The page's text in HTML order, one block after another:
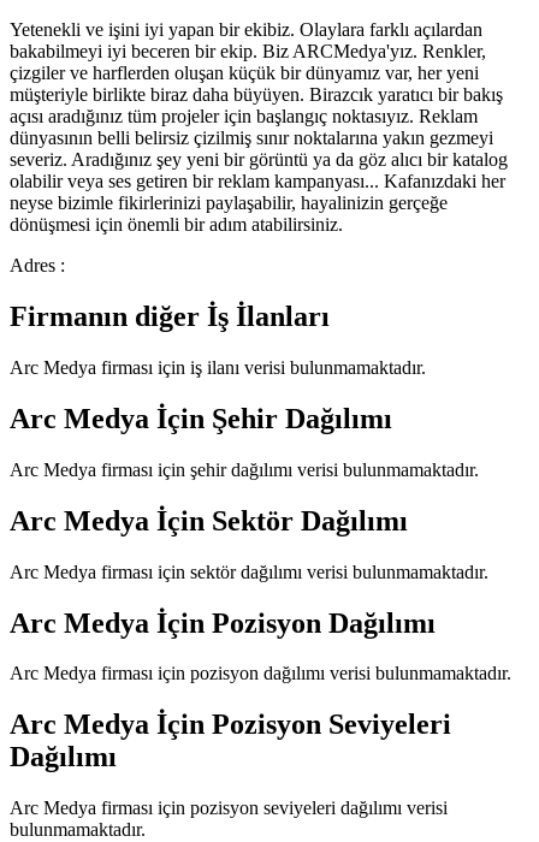
Yetenekli ve işini iyi yapan bir ekibiz. Olaylara farklı açılardan
bakabilmeyi iyi beceren bir ekip. Biz ARCMedya'yız. Renkler,
çizgiler ve harflerden oluşan küçük bir dünyamız var, her yeni
müşteriyle birlikte biraz daha büyüyen. Birazcık yaratıcı bir bakış
açısı aradığınız tüm projeler için başlangıç noktasıyız. Reklam
dünyasının belli belirsiz çizilmiş sınır noktalarına yakın gezmeyi
severiz. Aradığınız şey yeni bir görüntü ya da göz alıcı bir katalog
olabilir veya ses getiren bir reklam kampanyası... Kafanızdaki her
neyse bizimle fikirlerinizi paylaşabilir, hayalinizin gerçeğe
dönüşmesi için önemli bir adım atabilirsiniz.
Adres :
Firmanın diğer İş İlanları
Arc Medya firması için iş ilanı verisi bulunmamaktadır.
Arc Medya İçin Şehir Dağılımı
Arc Medya firması için şehir dağılımı verisi bulunmamaktadır.
Arc Medya İçin Sektör Dağılımı
Arc Medya firması için sektör dağılımı verisi bulunmamaktadır.
Arc Medya İçin Pozisyon Dağılımı
Arc Medya firması için pozisyon dağılımı verisi bulunmamaktadır.
Arc Medya İçin Pozisyon Seviyeleri
Dağılımı
Arc Medya firması için pozisyon seviyeleri dağılımı verisi
bulunmamaktadır.